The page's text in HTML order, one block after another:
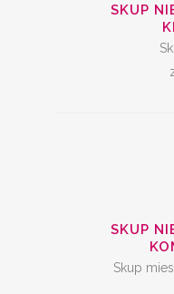
SKUP
SKUP
Skup
SKUP